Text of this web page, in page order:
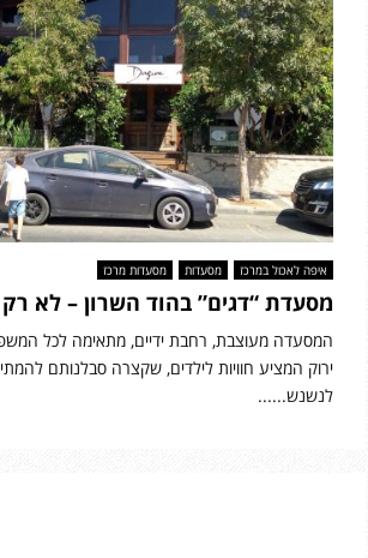
איפה לאכול במרכז מסעדות מסעדות מרכז
מסעדת “דגים” בהוד השרון – לא רק
המסעדה מעוצבת, רחבת ידיים, מתאימה לכל
ירוק המציע חוויות לילדים, שקצרה סבלנותם
לנשנש......